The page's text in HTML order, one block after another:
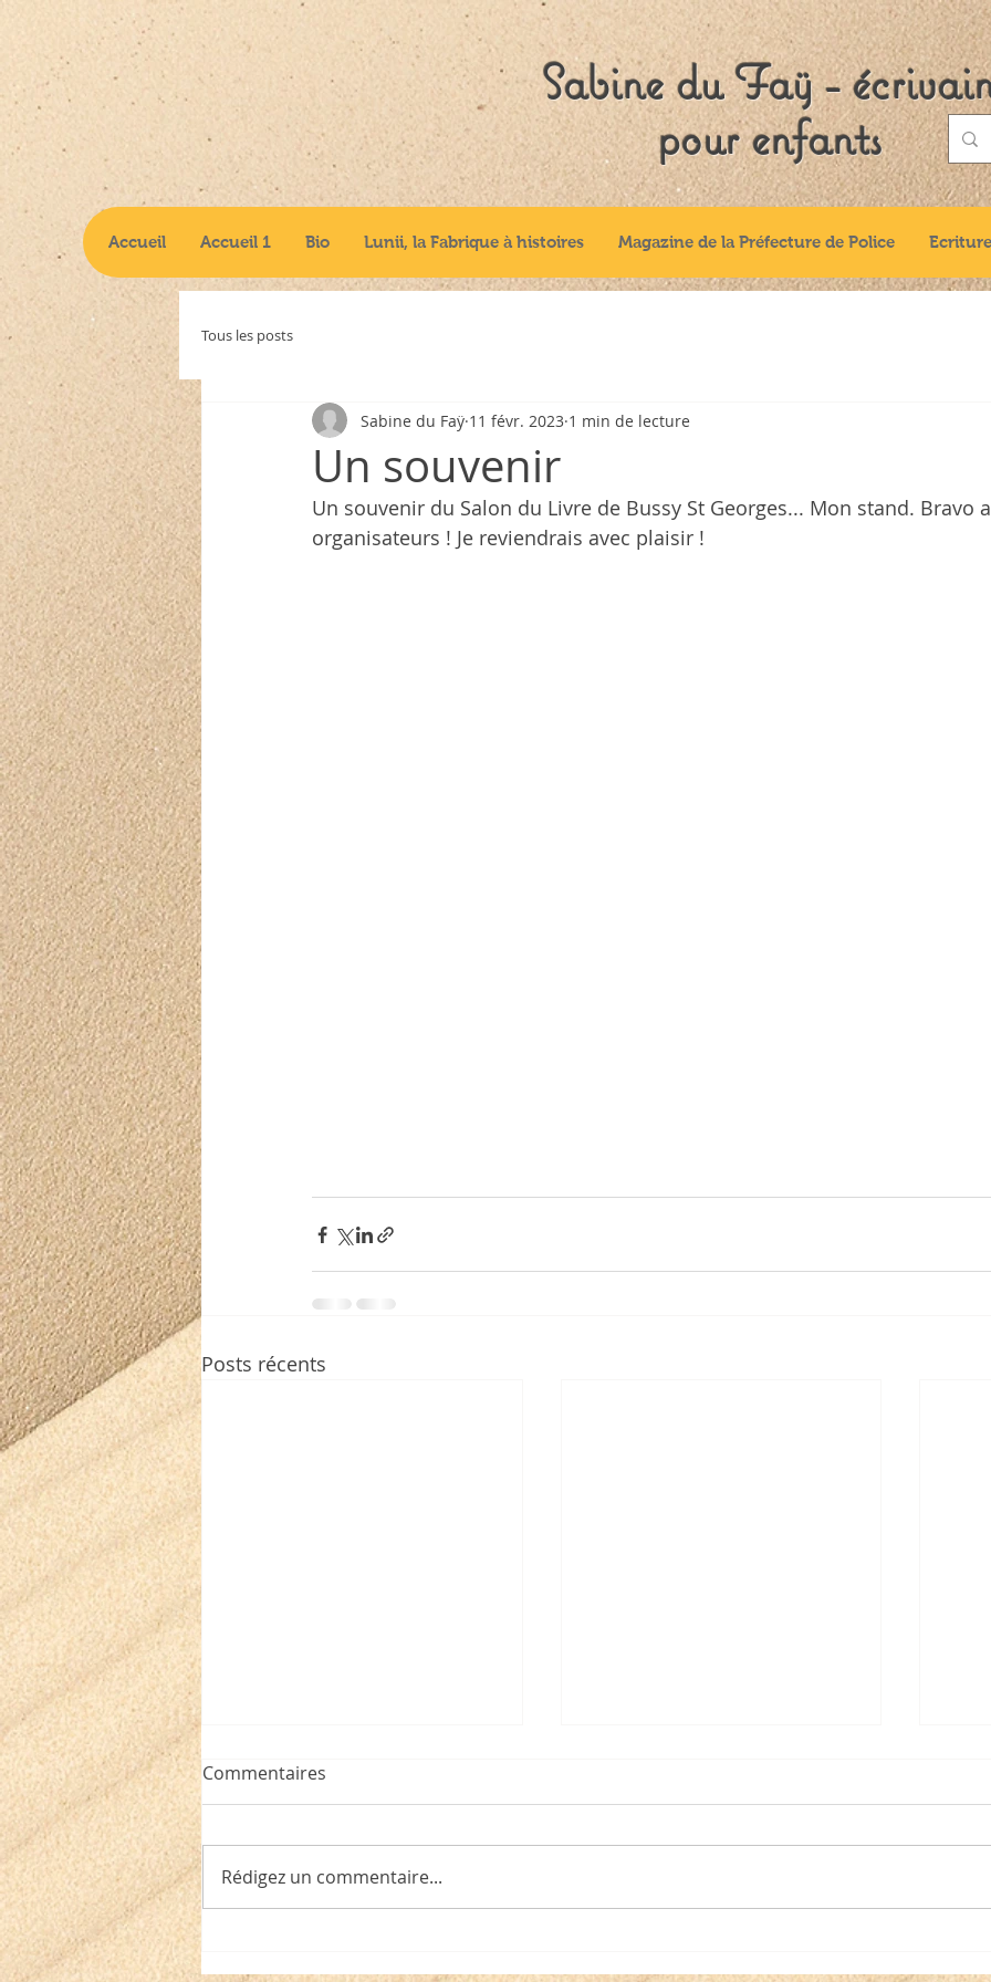
Sabine du Faÿ -
pour enfants
Accueil Accueil 1 Bio Lunii, la Fabrique à histoires Magazine de la Préfecture de Police
Tous les posts
Un souvenir
Sabine du Faÿ 11 févr. 2023 1 min de lecture
Un souvenir du Salon du Livre de Bussy St Georges... Mon stand. Bravo
organisateurs ! Je reviendrais avec plaisir !
Posts récents
Une critique de "Soleil
François Baillon 16.09.25 dans
La Une Livres , Les Livres ,
Soleil blanc, Sabine du Faÿ,
est paru ! aux éditions
aux
Commentaires
Rédigez un commentaire...